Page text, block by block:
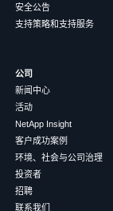
安全公告
支持策略和支持服务
公司
新闻中心
活动
NetApp Insight
客户成功案例
环境、社会与公司治理
投资者
招聘
联系我们